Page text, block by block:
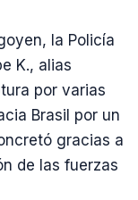
la Policía
K., alias
por varias
Brasil por un
gracias a
de las fuerzas